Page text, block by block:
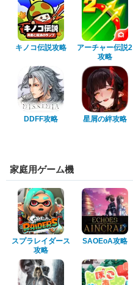
キノコ伝説攻略
アーチャー伝説2
攻略
DDFF攻略 星屑の絆攻略
家庭用ゲーム機
スプラレイダース
攻略
SAOEoA攻略